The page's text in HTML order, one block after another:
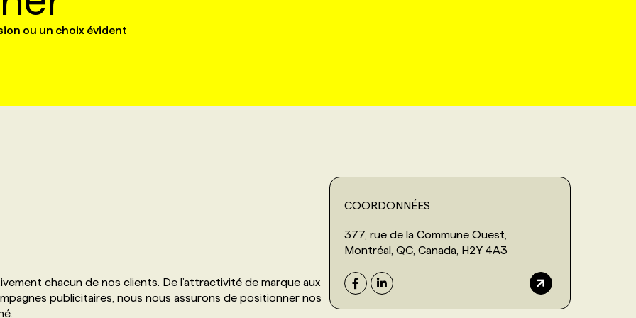
ou un choix évident
chacun de nos clients. De l’attractivité de marque aux
publicitaires, nous nous assurons de positionner nos
COORDONNÉES
377, rue de la Commune Ouest,
Montréal, QC, Canada, H2Y 4A3